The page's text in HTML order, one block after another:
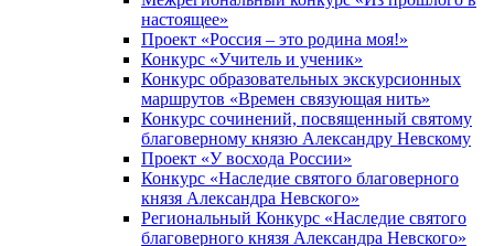
настоящее»
Проект «Россия – это родина моя!»
Конкурс «Учитель и ученик»
Конкурс образовательных экскурсионных
маршрутов «Времен связующая нить»
Конкурс сочинений, посвященный святому
благоверному князю Александру Невскому
Проект «У восхода России»
Конкурс «Наследие святого благоверного
князя Александра Невского»
Региональный Конкурс «Наследие святого
благоверного князя Александра Невского»